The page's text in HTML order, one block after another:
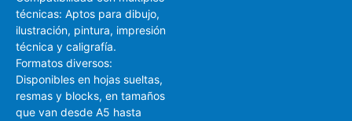
técnicas: Aptos para dibujo,
ilustración, pintura, impresión
técnica y caligrafía.
Formatos diversos:
Disponibles en hojas sueltas,
resmas y blocks, en tamaños
que van desde A5 hasta